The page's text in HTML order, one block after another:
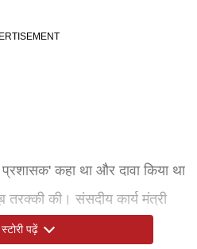
कहा था और दावा किया था
की। संसदीय कार्य मंत्री
पेश किए जाने के बाद उन्हें महाराष्ट्र
स्टोरी पढ़ें